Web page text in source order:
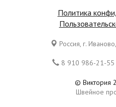
Политика
Россия, г.
8 910 986-21-
© Виктория
Швейное